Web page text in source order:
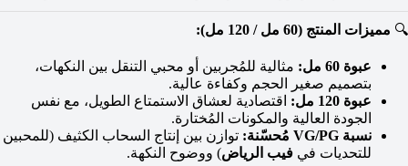
🔍 مميزات المنتج (60 مل / 120 مل):
عبوة 60 مل:
مثالية للمُجربين أو محبي التنقل بين النكهات،
بتصميم صغير الحجم وكفاءة عالية.
عبوة 120 مل:
اقتصادية لعشاق الاستمتاع الطويل، مع نفس
الجودة العالية والمكونات المُختارة.
نسبة VG/PG مُحسّنة:
توازن بين إنتاج السحاب الكثيف (للمحبين
للتحديات في فيب الرياض) ووضوح النكهة.